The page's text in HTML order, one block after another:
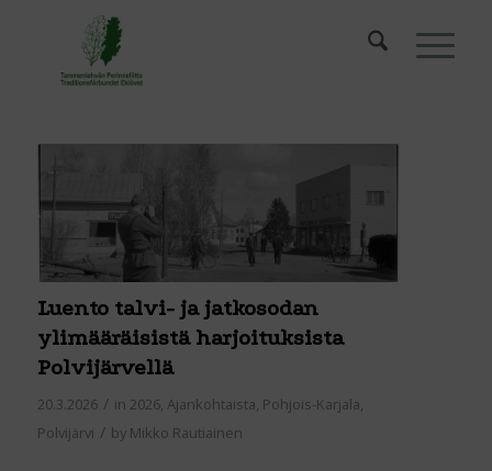
Luento talvi- ja jatkosodan
ylimääräisistä harjoituksista
Polvijärvellä
20.3.2026 / in 2026, Ajankohtaista, Pohjois-Karjala,
Polvijärvi / by Mikko Rautiainen